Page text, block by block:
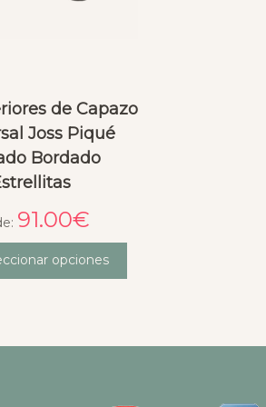
de Capazo
Joss Piqué
Bordado
91.00€
opciones